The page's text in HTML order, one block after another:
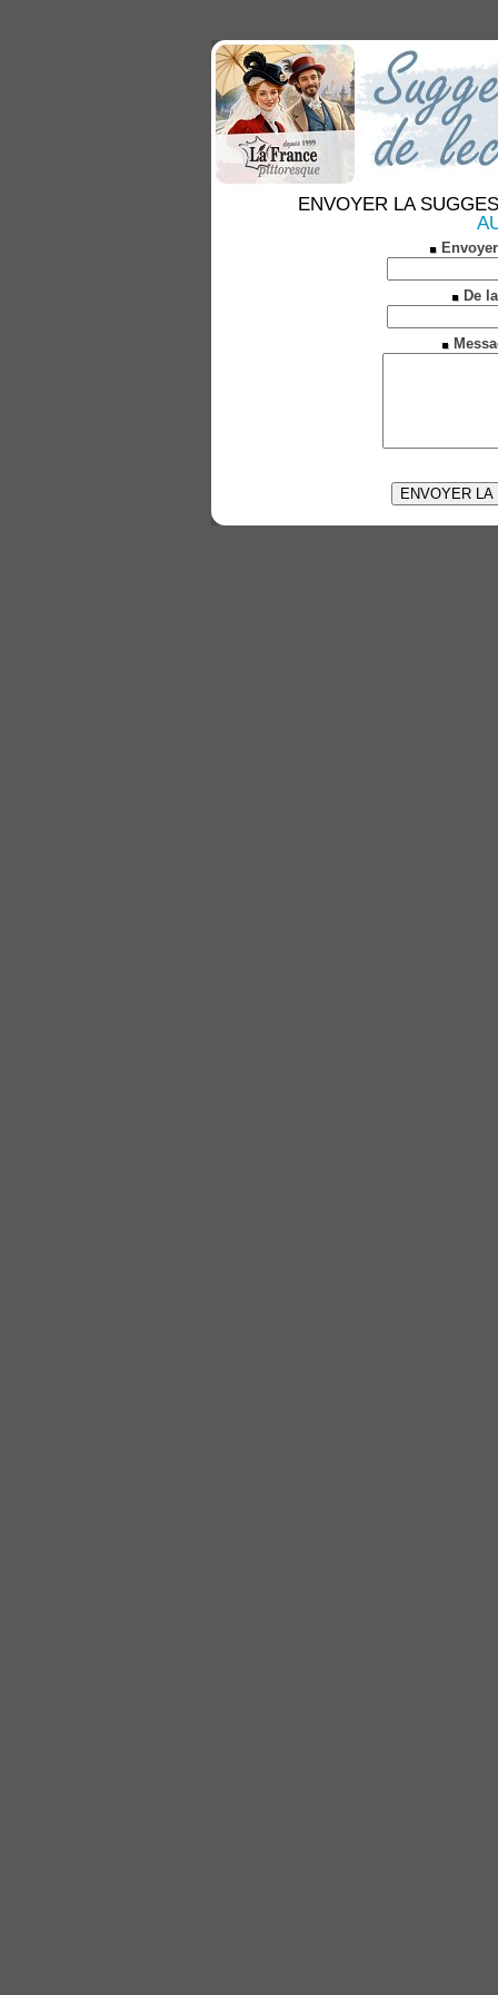
ENVOYER LA
De